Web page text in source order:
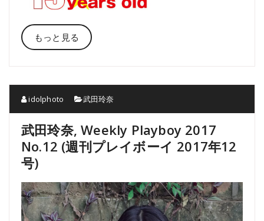
もっと見る
idolphoto 武田玲奈
武田玲奈, Weekly Playboy 2017
No.12 (週刊プレイボーイ 2017年12
号)